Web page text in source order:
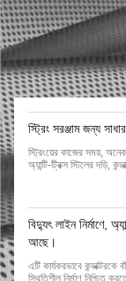
স্ট্রিং সরঞ্জাম জন্য
স্ট্রিংয়ের কাজের সময়,
অ্যান্টি-ট্রিক্স স্টিলের দড়ি,
বিদ্যুৎ লাইন নির্মাণে,
আছে।
এটি কার্যকরভাবে
স্থিতিশীল নির্মাণ নিশ্চিত